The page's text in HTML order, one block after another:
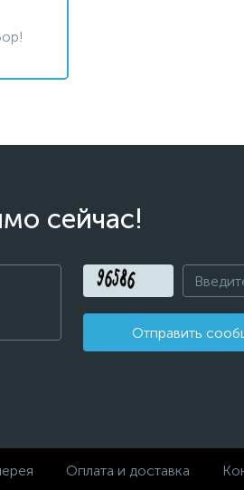
сейчас!
Отправить
Оплата и доставка